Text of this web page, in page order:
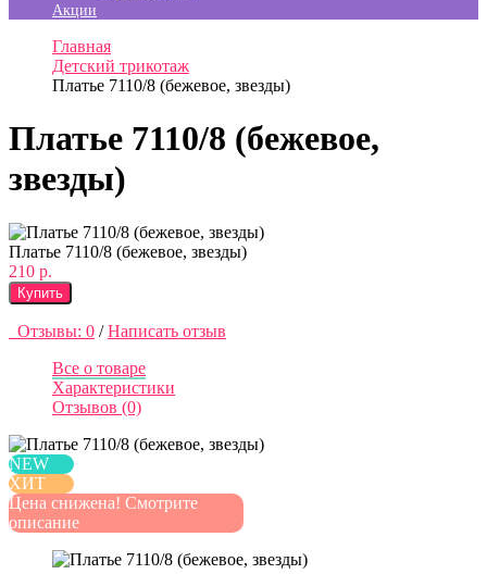
Акции
Главная
Детский трикотаж
Платье 7110/8 (бежевое, звезды)
Платье 7110/8 (бежевое,
звезды)
Платье 7110/8 (бежевое, звезды)
210 р.
Купить
Отзывы: 0 / Написать отзыв
Все о товаре
Характеристики
Отзывов (0)
NEW
ХИТ
Цена снижена! Смотрите
описание